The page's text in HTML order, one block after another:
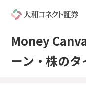
Money
ーン・株の